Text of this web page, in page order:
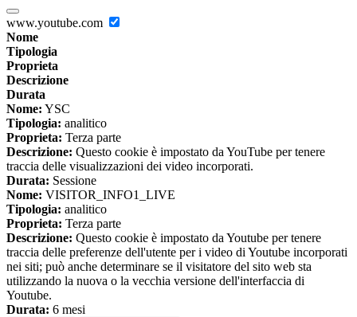
www.youtube.com
Nome
Tipologia
Proprieta
Descrizione
Durata
Nome: YSC
Tipologia: analitico
Proprieta: Terza parte
Descrizione: Questo cookie è impostato da YouTube per tenere
traccia delle visualizzazioni dei video incorporati.
Durata: Sessione
Nome: VISITOR_INFO1_LIVE
Tipologia: analitico
Proprieta: Terza parte
Descrizione: Questo cookie è impostato da Youtube per tenere
traccia delle preferenze dell'utente per i video di Youtube incorporati
nei siti; può anche determinare se il visitatore del sito web sta
utilizzando la nuova o la vecchia versione dell'interfaccia di
Youtube.
Durata: 6 mesi